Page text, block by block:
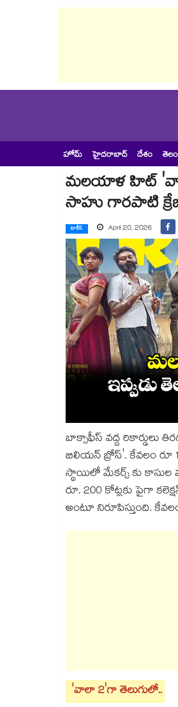
హోమ్ హైదరాబాద్ దేశం
మలయాళ హిట్ 'వాజా
సాహు గారపాటి క్రేజీ
టాకీస్ April 20, 2026
బాక్సాఫీస్ వద్ద
బిలియన్ బ్రోస్'. కేవలం రూ
స్థాయిలో మేకర్స్ కు కాసుల
రూ. 200 కోట్లకు పైగా
అంటూ నిరూపిస్తుంది.
'వాలా 2'గా తెలుగులో..